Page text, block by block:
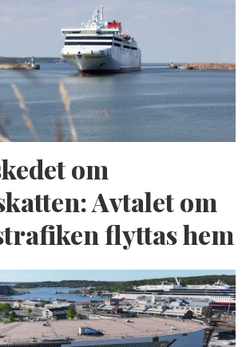
om
Avtalet om
flyttas hem